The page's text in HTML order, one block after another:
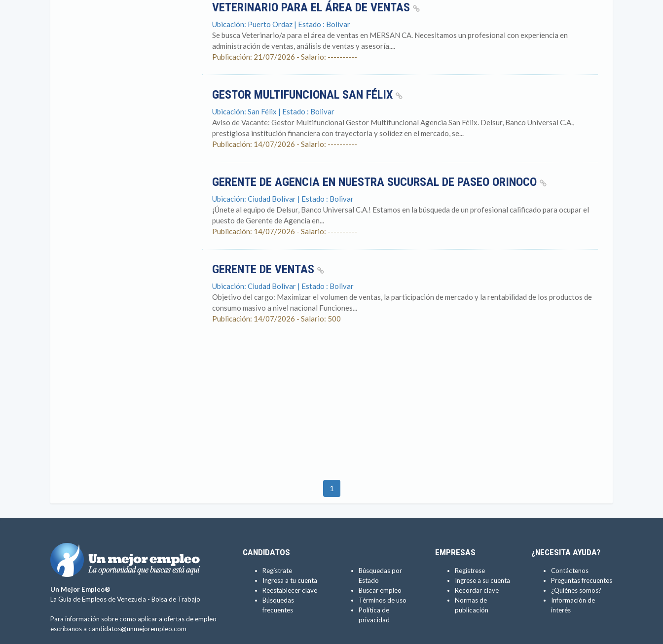
VETERINARIO PARA EL ÁREA DE VENTAS
Ubicación: Puerto Ordaz | Estado : Bolivar
Se busca Veterinario/a para el área de ventas en MERSAN CA. Necesitamos un profesional con experiencia en
administración de ventas, análisis de ventas y asesoría....
Publicación: 21/07/2026 - Salario: ----------
GESTOR MULTIFUNCIONAL SAN FÉLIX
Ubicación: San Félix | Estado : Bolivar
Aviso de Vacante: Gestor Multifuncional Gestor Multifuncional Agencia San Félix. Delsur, Banco Universal C.A.,
prestigiosa institución financiera con trayectoria y solidez en el mercado, se...
Publicación: 14/07/2026 - Salario: ----------
GERENTE DE AGENCIA EN NUESTRA SUCURSAL DE PASEO ORINOCO
Ubicación: Ciudad Bolívar | Estado : Bolivar
¡Únete al equipo de Delsur, Banco Universal C.A.! Estamos en la búsqueda de un profesional calificado para ocupar el
puesto de Gerente de Agencia en...
Publicación: 14/07/2026 - Salario: ----------
GERENTE DE VENTAS
Ubicación: Ciudad Bolivar | Estado : Bolivar
Objetivo del cargo: Maximizar el volumen de ventas, la participación de mercado y la rentabilidad de los productos de
consumo masivo a nivel nacional Funciones...
Publicación: 14/07/2026 - Salario: 500
1
Un Mejor Empleo®
La Guía de Empleos de Venezuela - Bolsa de Trabajo
Para información sobre como aplicar a ofertas de empleo
escríbanos a candidatos@unmejorempleo.com
CANDIDATOS
Regístrate
Ingresa a tu cuenta
Reestablecer clave
Búsquedas
frecuentes
Búsquedas por
Estado
Buscar empleo
Términos de uso
Política de
privacidad
EMPRESAS
Regístrese
Ingrese a su cuenta
Recordar clave
Normas de
publicación
¿NECESITA AYUDA?
Contáctenos
Preguntas frecuentes
¿Quiénes somos?
Información de
interés